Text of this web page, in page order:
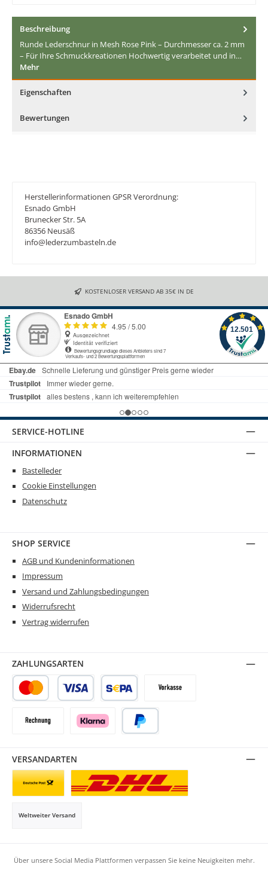
Beschreibung
Runde Lederschnur in Mesh Rose Pink – Durchmesser ca. 2 mm
– Für Ihre Schmuckkreationen Hochwertig verarbeitet und in…
Mehr
Eigenschaften
Bewertungen
Herstellerinformationen GPSR Verordnung:
Esnado GmbH
Brunecker Str. 5A
86356 Neusäß
info@lederzumbasteln.de
KOSTENLOSER VERSAND AB 35€ IN DE
SERVICE-HOTLINE
INFORMATIONEN
Bastelleder
Cookie Einstellungen
Datenschutz
SHOP SERVICE
AGB und Kundeninformationen
Impressum
Versand und Zahlungsbedingungen
Widerrufsrecht
Vertrag widerrufen
VERSANDARTEN
Weltweiter Versand
ZAHLUNGSARTEN
SEPA LastschriftVorkasse
Über unsere Social Media Plattformen verpassen Sie keine Neuigkeiten mehr.